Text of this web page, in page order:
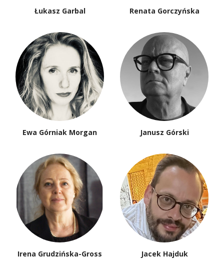
Łukasz Garbal Renata Gorczyńska
Ewa Górniak Morgan Janusz Górski
Irena Grudzińska-Gross Jacek Hajduk